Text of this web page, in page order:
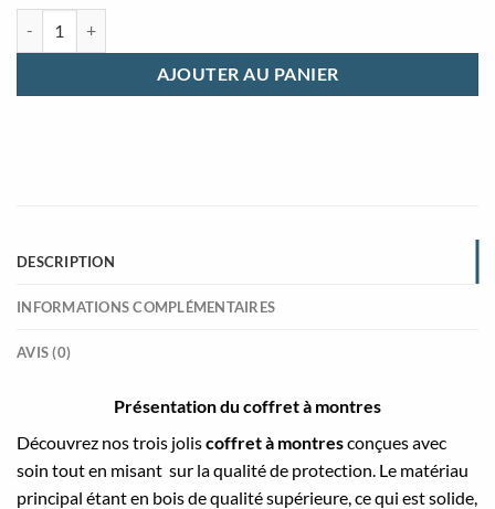
AJOUTER AU PANIER
DESCRIPTION
INFORMATIONS COMPLÉMENTAIRES
AVIS (0)
Présentation du coffret à montres
Découvrez nos trois joliscoffret à montresconçues avec
soin tout en misant sur la qualité de protection. Le matériau
principal étant en bois de qualité supérieure, ce qui est solide,